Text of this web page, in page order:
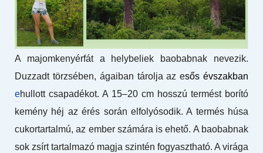
A majomkenyérfát a helybeliek baobabnak nevezik.
Duzzadt törzsében, ágaiban tárolja az esős évszakban
ehullott csapadékot. A 15–20 cm hosszú termést borító
kemény héj az érés során elfolyósodik. A termés húsa
cukortartalmú, az ember számára is ehető. A baobabnak
sok zsírt tartalmazó magja szintén fogyasztható. A virága